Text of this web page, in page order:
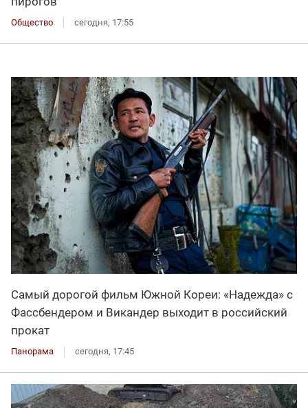
Общество сегодня, 17:55
Самый дорогой фильм Южной Кореи: «Надежда» с
Фассбендером и Викандер выходит в российский
прокат
Панорама сегодня, 17:45